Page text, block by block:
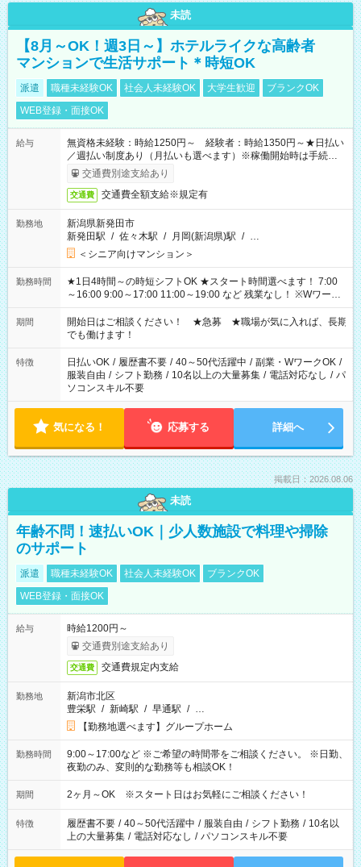
未読
【8月～OK！週3日～】ホテルライクな高齢者
マンションで生活サポート＊時短OK
派遣 職種未経験OK 社会人未経験OK 大学生歓迎
ブランクOK
WEB登録・面接OK
給与
無資格未経験：時給1250円～ 経験者：時給1350円～★日払い
／週払い制度あり（月払いも選べます）※稼働開始時は手続き完
了次第のお支払いとなります。
交通費別途支給あり
交通費 交通費全額支給※規定有
勤務地
新潟県新発田市
新発田駅 / 佐々木駅 / 月岡(新潟県)駅 / …
＜シニア向けマンション＞
勤務時間
★1日4時間～の時短シフトOK ★スタート時間選べます！ 7:00
～16:00 9:00～17:00 11:00～19:00 など 残業なし！ ※Wワーク
の場合、他のお仕事と合わせ週40時間超の就業はご案内できま
せん ※法令に基づき、週20時間以上勤務は社会保険への加入対
象となります ※労働者派遣法（日雇い派遣の原則禁止）によ
り、短時間・短期間の就業はご案内が難しい場合があります
期間
開始日はご相談ください！ ★急募 ★職場が気に入れば、長期
でも働けます！
特徴 日払いOK / 履歴書不要 / 40～50代活躍中 / 副業・WワークOK /
服装自由 / シフト勤務 / 10名以上の大量募集 / 電話対応なし / パ
ソコンスキル不要
気になる！ 応募する 詳細へ
掲載日：2026.08.06
未読
年齢不問！速払いOK｜少人数施設で料理や掃除
のサポート
派遣 職種未経験OK 社会人未経験OK
ブランクOK
WEB登録・面接OK
給与
時給1200円～
交通費別途支給あり
交通費 交通費規定内支給
勤務地
新潟市北区
豊栄駅 / 新崎駅 / 早通駅 / …
【勤務地選べます】グループホーム
勤務時間
9:00～17:00など ※ご希望の時間帯をご相談ください。 ※日勤、
夜勤のみ、変則的な勤務等も相談OK！
期間 2ヶ月～OK ※スタート日はお気軽にご相談ください！
特徴 履歴書不要 / 40～50代活躍中 / 服装自由 / シフト勤務 / 10名以
上の大量募集 / 電話対応なし / パソコンスキル不要